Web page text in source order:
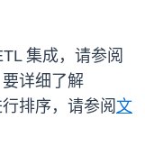
集成，请参阅
详细了解
排序，请参阅 文